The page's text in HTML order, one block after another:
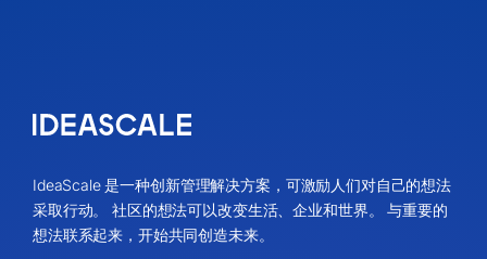
IdeaScale 是一种创新管理解决方案，可激励人们对自己的想法
采取行动。 社区的想法可以改变生活、企业和世界。 与重要的
想法联系起来，开始共同创造未来。